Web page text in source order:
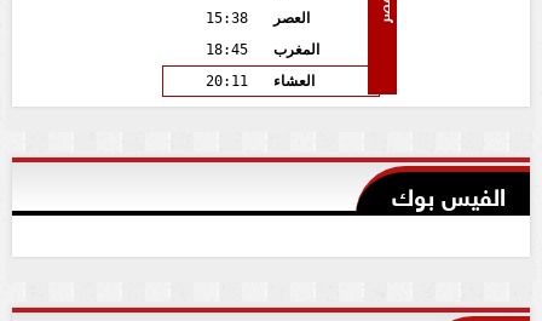
مصر
العصر
15:38
المغرب
18:45
العشاء
20:11
الفيس بوك